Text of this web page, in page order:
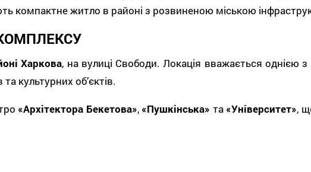
компактне житло в районі з розвиненою міською
Харкова, на вулиці Свободи. Локація вважається однією
культурних об’єктів.
«Архітектора Бекетова», «Пушкінська» та «Університет»,